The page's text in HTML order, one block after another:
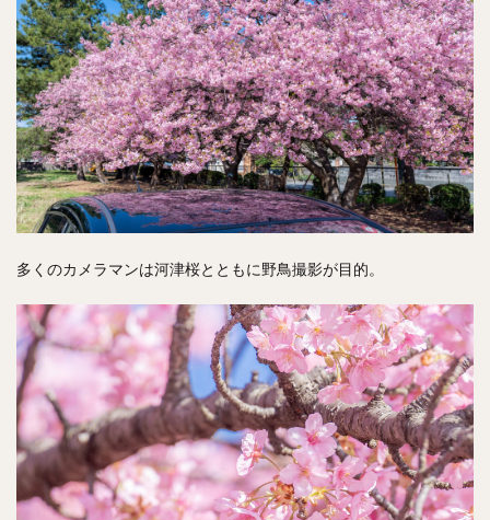
多くのカメラマンは河津桜とともに野鳥撮影が目的。